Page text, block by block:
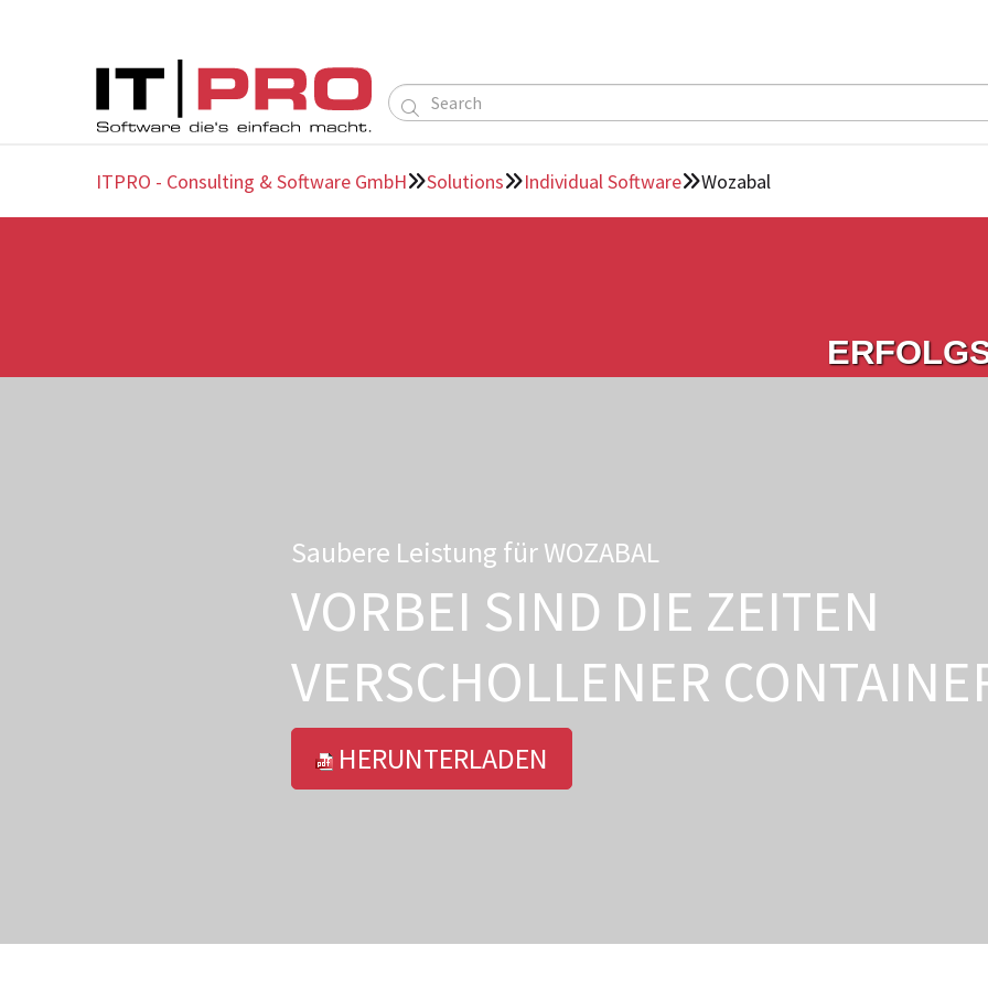

ITPRO - Consulting & Software GmbHSolutionsIndividual SoftwareWozabal
Saubere Leistung für WOZABAL
VORBEI SIND DIE ZEITEN
VERSCHOLLENER
HERUNTERLADEN